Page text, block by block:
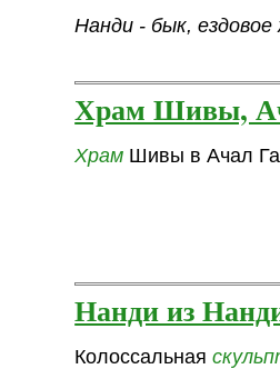
Нанди - бык,
Храм Шивы,
Храм Шивы в Ачал
Нанди из
Колоссальная